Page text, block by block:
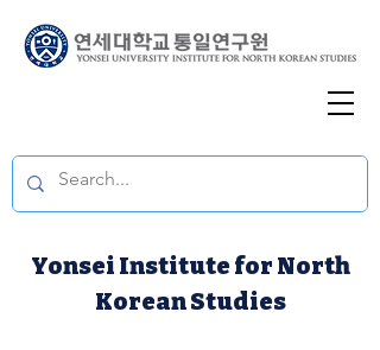
Yonsei Institute for North
Korean Studies